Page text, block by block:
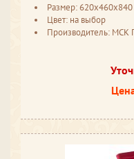
Размер: 620x460x840
Цвет: на выбор
Производитель: МСК